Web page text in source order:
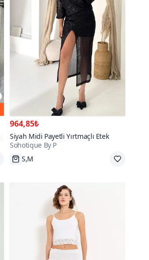
964,85₺
Siyah Midi Payetli Yırtmaçlı Etek
Sohotique By P
S,M